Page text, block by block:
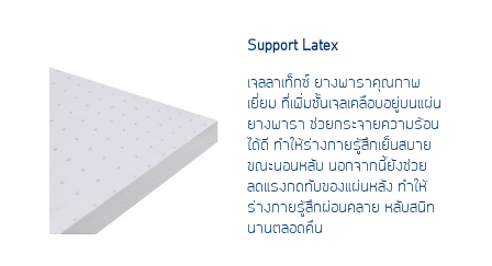
Support Latex
เจลลาเท็กซ์ ยางพาราคุณภาพ
เยี่ยม ที่เพิ่มชั้นเจลเคลือบอยู่บนแผ่น
ยางพารา ช่วยกระจายความร้อน
ได้ดี ทำให้ร่างกายรู้สึกเย็นสบาย
ขณะนอนหลับ นอกจากนี้ยังช่วย
ลดแรงกดทับของแผ่นหลัง ทำให้
ร่างกายรู้สึกผ่อนคลาย หลับสนิท
นานตลอดคืน